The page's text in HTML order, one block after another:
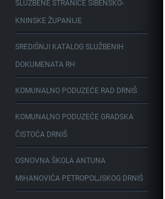
SLUŽBENE STRANICE ŠIBENSKO-
KNINSKE ŽUPANIJE
SREDIŠNJI KATALOG SLUŽBENIH
DOKUMENATA RH
KOMUNALNO PODUZEĆE RAD DRNIŠ
KOMUNALNO PODUZEĆE GRADSKA
ČISTOĆA DRNIŠ
OSNOVNA ŠKOLA ANTUNA
MIHANOVIĆA PETROPOLJSKOG DRNIŠ